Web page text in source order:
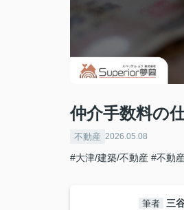
仲介手数料の
不動産 2026.05.08
#大津/建築/不動産 #不動
筆者 三